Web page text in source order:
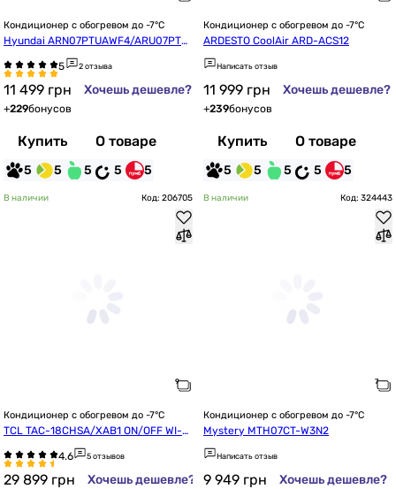
Кондиционер с обогревом до -7°C
Hyundai ARN07PTUAWF4/ARU07PTU
2 отзыва
11 499 грн Хочешь дешевле?
+229бонусов
Купить О товаре
5 5 5 5 5
Кондиционер с обогревом до -7°C
ARDESTO CoolAir ARD-ACS12
Написать отзыв
11 999 грн Хочешь дешевле?
+239бонусов
Купить О товаре
5 5 5 5 5
В наличии Код: 206705
Кондиционер с обогревом до -7°C
TCL TAC-18CHSA/XAB1 ON/OFF WI-FI
5 отзывов
29 899 грн Хочешь дешевле?
В наличии Код: 324443
Кондиционер с обогревом до -7°C
Mystery MTH07CT-W3N2
Написать отзыв
9 949 грн Хочешь дешевле?